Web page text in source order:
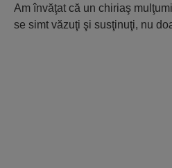
Am învăţat că un chiriaş
se simt văzuţi şi susţinuţi, nu